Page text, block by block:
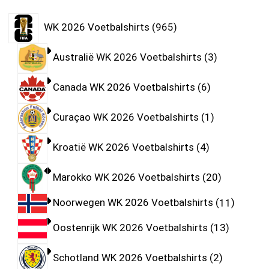
WK 2026 Voetbalshirts 965
Australië WK 2026 Voetbalshirts 3
Canada WK 2026 Voetbalshirts 6
Curaçao WK 2026 Voetbalshirts 1
Kroatië WK 2026 Voetbalshirts 4
Marokko WK 2026 Voetbalshirts 20
Noorwegen WK 2026 Voetbalshirts 11
Oostenrijk WK 2026 Voetbalshirts 13
Schotland WK 2026 Voetbalshirts 2